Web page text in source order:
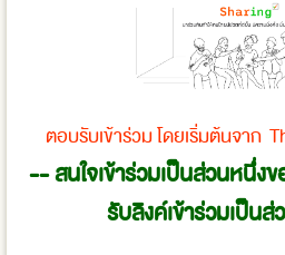
ตอบรับเข้าร่วม โดยเริ่มต้นจาก
-- สนใจเข้าร่วมเป็นส่วนหนึ่งข
รับลิงค์เข้าร่วมเป็น